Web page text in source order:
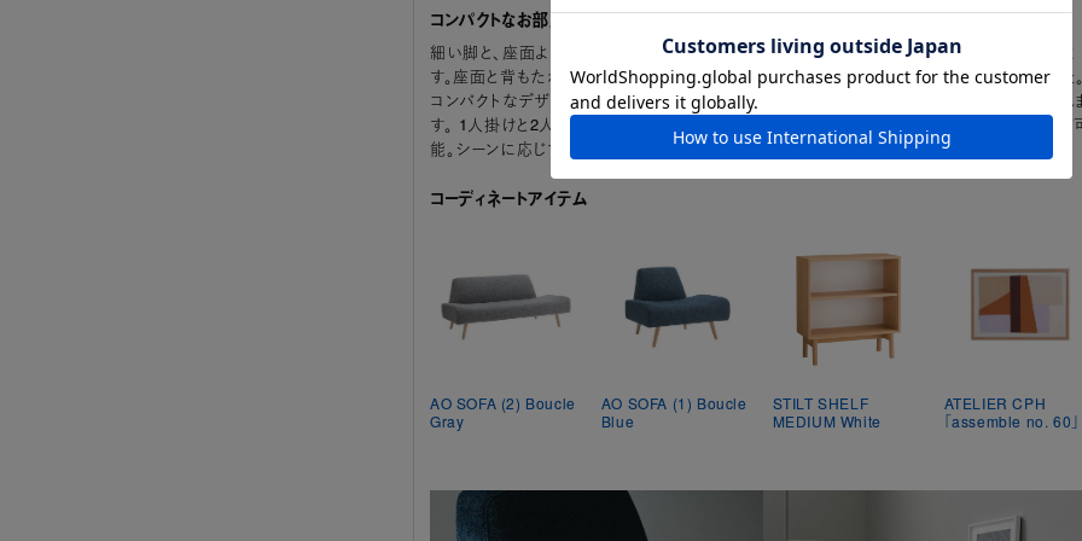
コンパクトなお部屋にもフィットするソファ​
細い脚と、座面よりも背もたれのを小さくすることで、すっきりと軽やかな印象に仕上げていま
す。座面と背もたれの高さを低く設計し、日本人に馴染みのある床に座る感覚に近づけました
コンパクトなデザインで、一人暮らしのお部屋や限られたスペースでもお部屋を広く見せられ
す。 1人掛けと2人掛けを組み合わせることで、空間やライフスタイルに合わせたレイアウトが
能。シーンに応じて使い分けられます。​
コーディネートアイテム
AO SOFA (2) Boucle
Gray
AO SOFA (1) Boucle
Blue
STILT SHELF
MEDIUM White
ATELIER CPH
「assemble no. 60」